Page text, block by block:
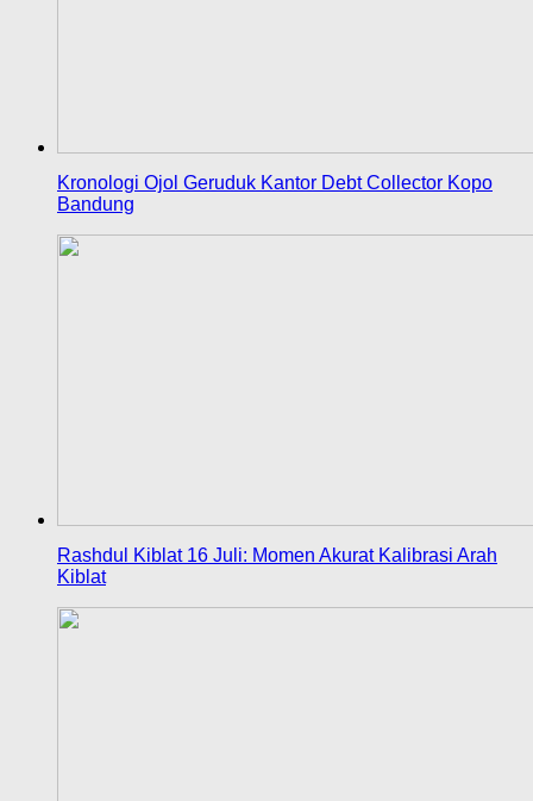
Kronologi Ojol Geruduk Kantor Debt Collector Kopo
Bandung
Rashdul Kiblat 16 Juli: Momen Akurat Kalibrasi Arah
Kiblat